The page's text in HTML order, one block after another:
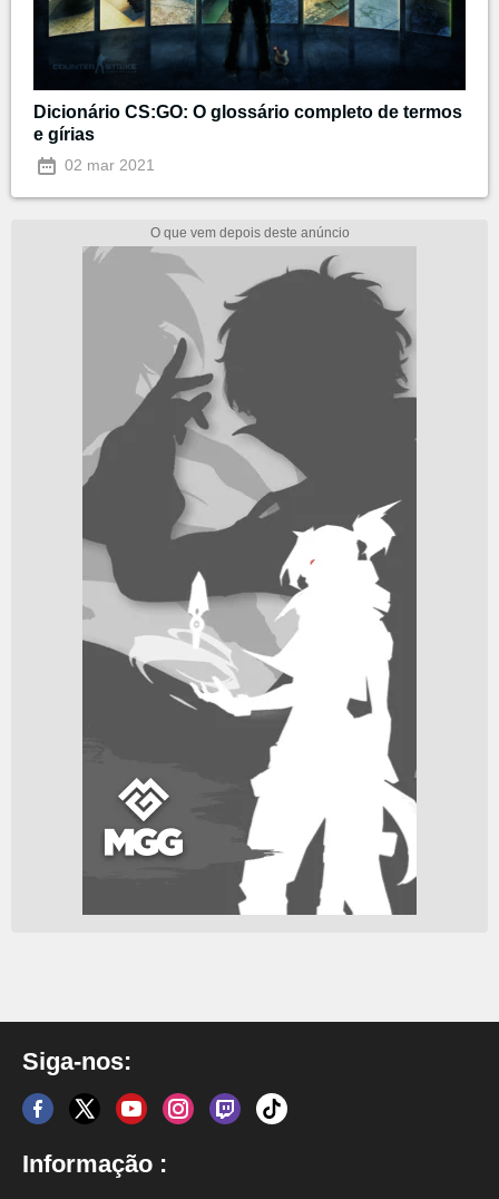
Dicionário CS:GO: O glossário completo de termos
e gírias
02 mar 2021
Siga-nos:
Informação :